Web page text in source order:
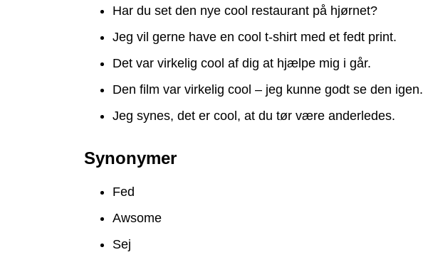
Har du set den nye cool restaurant på hjørnet?
Jeg vil gerne have en cool t-shirt med et fedt print.
Det var virkelig cool af dig at hjælpe mig i går.
Den film var virkelig cool – jeg kunne godt se den igen.
Jeg synes, det er cool, at du tør være anderledes.
Synonymer
Fed
Awsome
Sej